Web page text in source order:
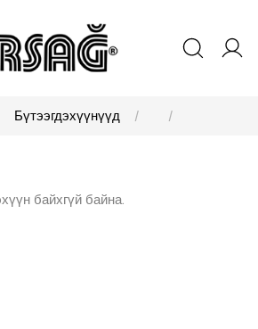
Бүтээгдэхүүнүүд
байхгүй байна.